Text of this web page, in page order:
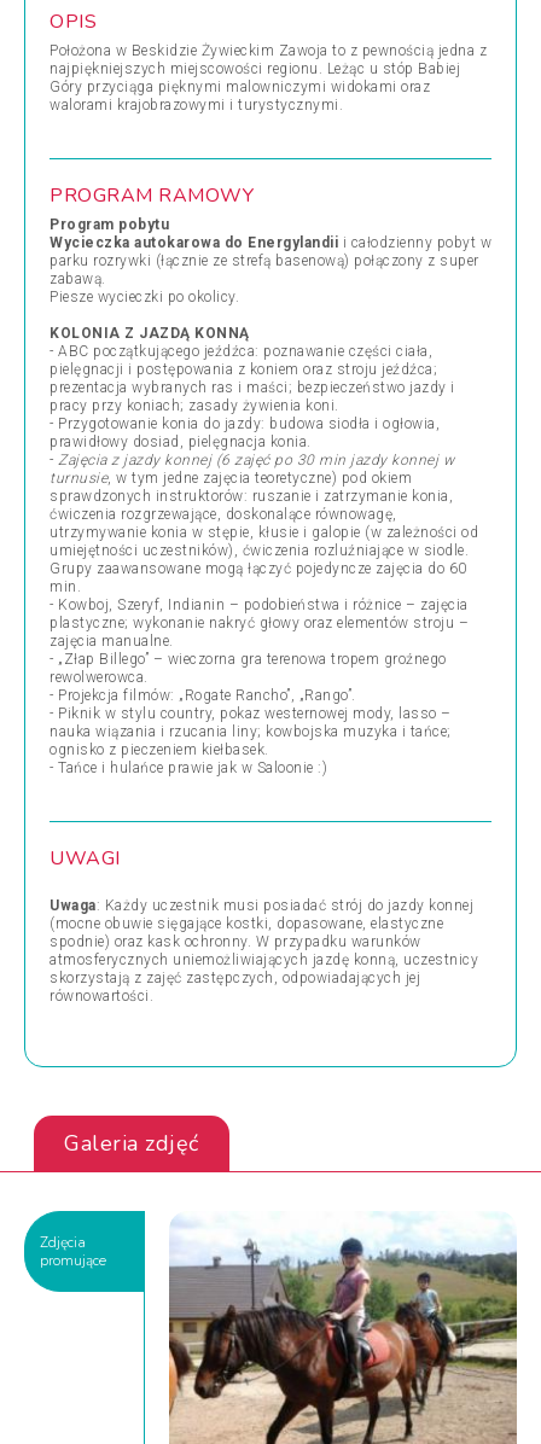
OPIS
Położona w Beskidzie Żywieckim Zawoja to z pewnością jedna z
najpiękniejszych miejscowości regionu. Leżąc u stóp Babiej
Góry przyciąga pięknymi malowniczymi widokami oraz
walorami krajobrazowymi i turystycznymi.
PROGRAM RAMOWY
Program pobytu
Wycieczka autokarowa do Energylandii i całodzienny pobyt w
parku rozrywki (łącznie ze strefą basenową) połączony z super
zabawą.
Piesze wycieczki po okolicy.
KOLONIA Z JAZDĄ KONNĄ
- ABC początkującego jeźdźca: poznawanie części ciała,
pielęgnacji i postępowania z koniem oraz stroju jeźdźca;
prezentacja wybranych ras i maści; bezpieczeństwo jazdy i
pracy przy koniach; zasady żywienia koni.
- Przygotowanie konia do jazdy: budowa siodła i ogłowia,
prawidłowy dosiad, pielęgnacja konia.
- Zajęcia z jazdy konnej (6 zajęć po 30 min jazdy konnej w
turnusie, w tym jedne zajęcia teoretyczne) pod okiem
sprawdzonych instruktorów: ruszanie i zatrzymanie konia,
ćwiczenia rozgrzewające, doskonalące równowagę,
utrzymywanie konia w stępie, kłusie i galopie (w zależności od
umiejętności uczestników), ćwiczenia rozluźniające w siodle.
Grupy zaawansowane mogą łączyć pojedyncze zajęcia do 60
min.
- Kowboj, Szeryf, Indianin – podobieństwa i różnice – zajęcia
plastyczne; wykonanie nakryć głowy oraz elementów stroju –
zajęcia manualne.
- „Złap Billego” – wieczorna gra terenowa tropem groźnego
rewolwerowca.
- Projekcja filmów: „Rogate Rancho”, „Rango”.
- Piknik w stylu country, pokaz westernowej mody, lasso –
nauka wiązania i rzucania liny; kowbojska muzyka i tańce;
ognisko z pieczeniem kiełbasek.
- Tańce i hulańce prawie jak w Saloonie :)
UWAGI
Uwaga: Każdy uczestnik musi posiadać strój do jazdy konnej
(mocne obuwie sięgające kostki, dopasowane, elastyczne
spodnie) oraz kask ochronny. W przypadku warunków
atmosferycznych uniemożliwiających jazdę konną, uczestnicy
skorzystają z zajęć zastępczych, odpowiadających jej
równowartości.
Galeria zdjęć
Zdjęcia
promujące